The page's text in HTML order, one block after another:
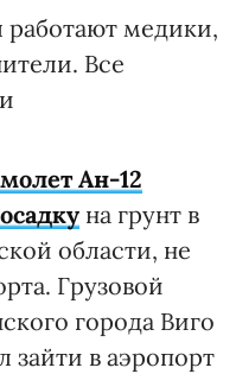
медики,
Все
Ан-12
на грунт в
области, не
Грузовой
города Виго
зайти в аэропорт